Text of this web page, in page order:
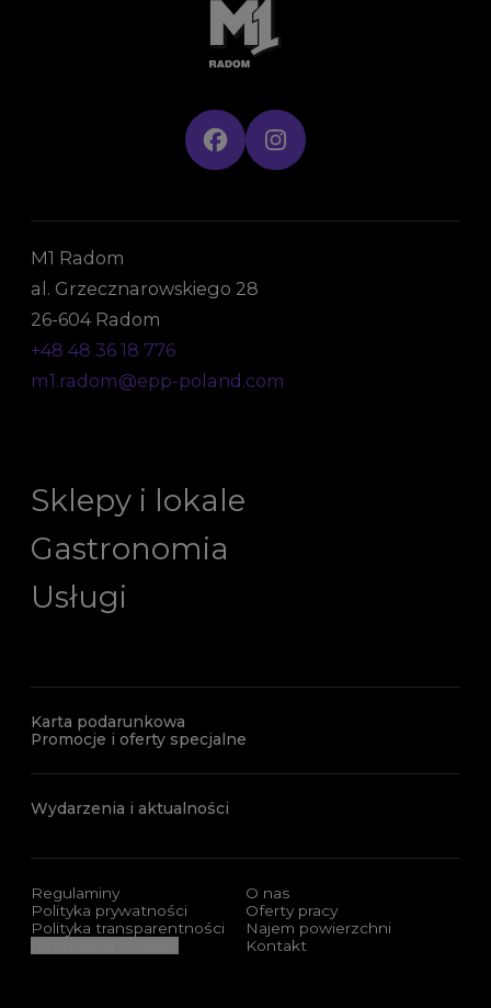
M1 Radom
al. Grzecznarowskiego 28
26-604 Radom
+48 48 36 18 776
m1.radom@epp-poland.com
Sklepy i lokale
Gastronomia
Usługi
Karta podarunkowa
Promocje i oferty specjalne
Wydarzenia i aktualności
Regulaminy
Polityka prywatności
Polityka transparentności
O nas
Oferty pracy
Najem powierzchni
Kontakt